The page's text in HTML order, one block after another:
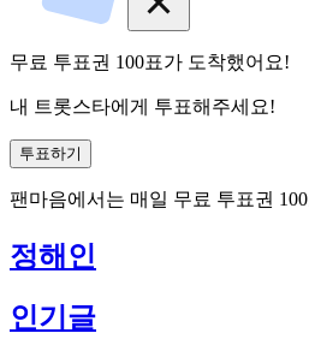
무료 투표권 100표가 도착했어요!
내 트롯스타에게 투표해주세요!
투표하기
팬마음에서는 매일 무료 투표권 100
정해인
인기글